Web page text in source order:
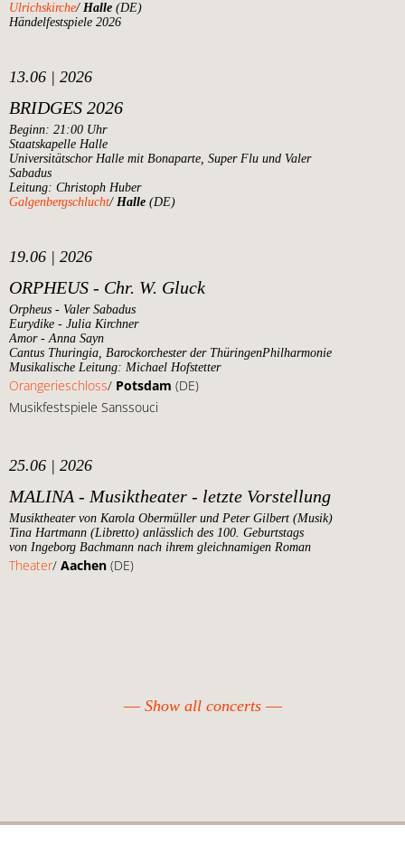
Ulrichskirche/ Halle (DE)
Händelfestspiele 2026
13.06 | 2026
BRIDGES 2026
Beginn: 21:00 Uhr
Staatskapelle Halle
Universitätschor Halle mit Bonaparte, Super Flu und Valer
Sabadus
Leitung: Christoph Huber
Galgenbergschlucht/ Halle (DE)
19.06 | 2026
ORPHEUS - Chr. W. Gluck
Orpheus - Valer Sabadus
Eurydike - Julia Kirchner
Amor - Anna Sayn
Cantus Thuringia, Barockorchester der ThüringenPhilharmonie
Musikalische Leitung: Michael Hofstetter
Orangerieschloss/ Potsdam (DE)
Musikfestspiele Sanssouci
25.06 | 2026
MALINA - Musiktheater - letzte Vorstellung
Musiktheater von Karola Obermüller und Peter Gilbert (Musik)
Tina Hartmann (Libretto) anlässlich des 100. Geburtstags
von Ingeborg Bachmann nach ihrem gleichnamigen Roman
Theater/ Aachen (DE)
Show all concerts